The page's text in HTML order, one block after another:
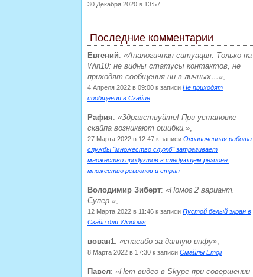
30 Декабря 2020 в 13:57
Последние комментарии
Евгений:
Аналогичная ситуация. Только на
Win10: не видны статусы контактов, не
приходят сообщения ни в личных…
,
4 Апреля 2022 в 09:00 к записи Не приходят
сообщения в Скайпе
Рафия:
Здравствуйте! При установке
скайпа возникают ошибки.
,
27 Марта 2022 в 12:47 к записи Ограниченная работа
службы "множество служб" затрагивает
множество продуктов в следующем регионе:
множество регионов и стран
Володимир Зиберт:
Помог 2 вариант.
Супер.
,
12 Марта 2022 в 11:46 к записи Пустой белый экран в
Скайп для Windows
вован1: спасибо за данную инфу ,
8 Марта 2022 в 17:30 к записи Смайлы Emoji
Павел:
Нет видео в Skype при совершении